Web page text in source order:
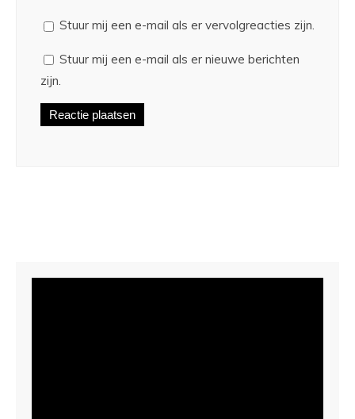
Stuur mij een e-mail als er vervolgreacties zijn.
Stuur mij een e-mail als er nieuwe berichten
zijn.